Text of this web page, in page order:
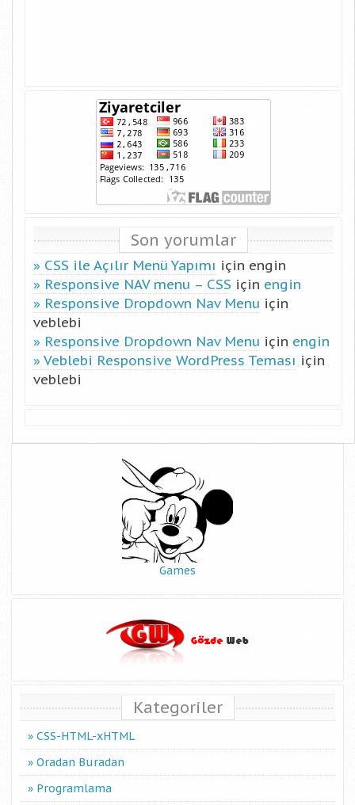
Son yorumlar
CSS ile Açılır Menü Yapımı için engin
Responsive NAV menu – CSS için engin
Responsive Dropdown Nav Menu için
veblebi
Responsive Dropdown Nav Menu için engin
Veblebi Responsive WordPress Teması için
veblebi
Games
Kategoriler
CSS-HTML-xHTML
Oradan Buradan
Programlama